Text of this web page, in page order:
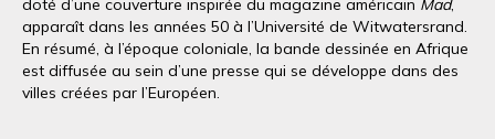
doté d’une couverture inspirée du magazine américain Mad,
apparaît dans les années 50 à l’Université de Witwatersrand.
En résumé, à l’époque coloniale, la bande dessinée en Afrique
est diffusée au sein d’une presse qui se développe dans des
villes créées par l’Européen.